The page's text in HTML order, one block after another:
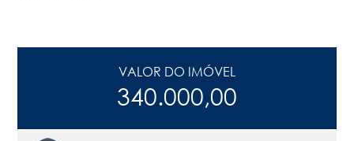
VALOR DO IMÓVEL
340.000,00